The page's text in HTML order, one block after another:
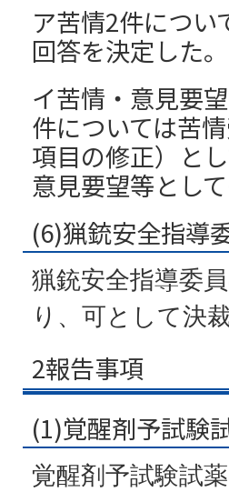
ア苦情2件につ
回答を決定した。
イ苦情・意見要
件については苦
項目の修正）と
意見要望等とし
(6)猟銃安全指導
猟銃安全指導委
り、可として決
2報告事項
(1)覚醒剤予試験
覚醒剤予試験試